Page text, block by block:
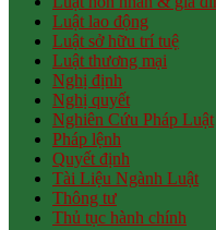
Luật lao động
Luật sở hữu trí tuệ
Luật thương mại
Nghị định
Nghị quyết
Nghiên Cứu Pháp Luật
Pháp lệnh
Quyết định
Tài Liệu Ngành Luật
Thông tư
Thủ tục hành chính